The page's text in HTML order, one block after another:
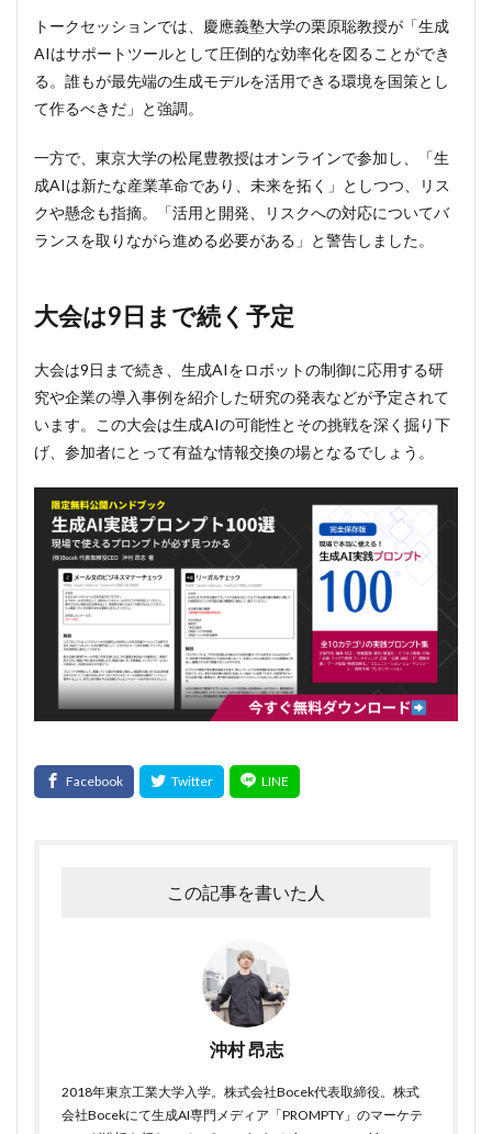
クを
2
大会
は9
で続
く予
トークセッションでは、慶應義塾大学の栗原聡教授が「生成
AIはサポートツールとして圧倒的な効率化を図ることができ
る。誰もが最先端の生成モデルを活用できる環境を国策とし
て作るべきだ」と強調。
一方で、東京大学の松尾豊教授はオンラインで参加し、「生
成AIは新たな産業革命であり、未来を拓く」としつつ、リス
クや懸念も指摘。「活用と開発、リスクへの対応についてバ
ランスを取りながら進める必要がある」と警告しました。
大会は9日まで続く予定
大会は9日まで続き、生成AIをロボットの制御に応用する研
究や企業の導入事例を紹介した研究の発表などが予定されて
います。この大会は生成AIの可能性とその挑戦を深く掘り下
げ、参加者にとって有益な情報交換の場となるでしょう。
この記事を書いた人
沖村 昂志
2018年東京工業大学入学。株式会社Bocek代表取締役。株式
会社Bocekにて生成AI専門メディア「PROMPTY」のマーケテ